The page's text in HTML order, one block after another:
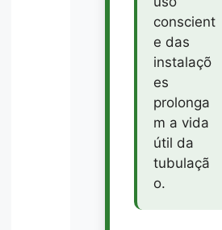
conscient
e das
instalaçõ
es
prolonga
m a vida
útil da
tubulaçã
o.